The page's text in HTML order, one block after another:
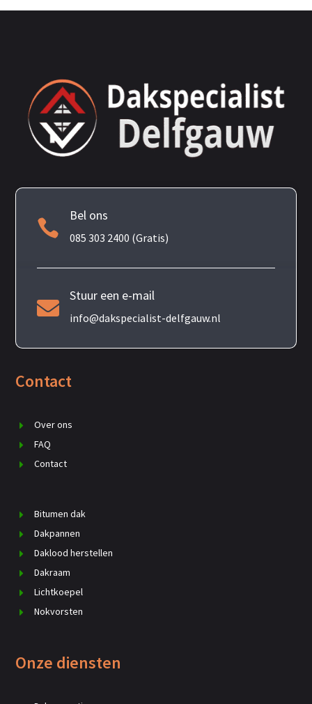

Bel ons
085 303 2400 (Gratis)

Stuur een e-mail
info@dakspecialist-delfgauw.nl
Contact
Over ons
FAQ
Contact
Bitumen dak
Dakpannen
Daklood herstellen
Dakraam
Lichtkoepel
Nokvorsten
Onze diensten